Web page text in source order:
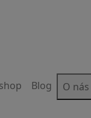
Blog
O nás